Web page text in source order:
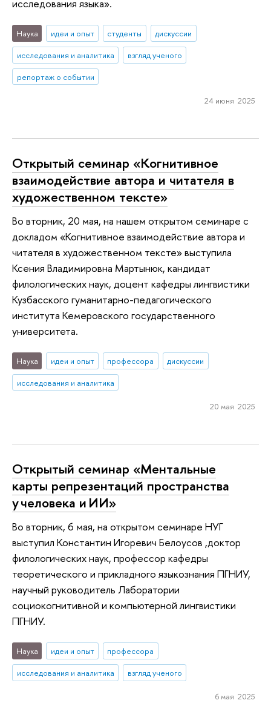
исследования языка».
Наука идеи и опыт студенты
дискуссии
исследования и аналитика
взгляд ученого
репортаж о событии
24 июня 2025
Открытый семинар «Когнитивное
взаимодействие автора и читателя в
художественном тексте»
Во вторник, 20 мая, на нашем открытом семинаре с
докладом «Когнитивное взаимодействие автора и
читателя в художественном тексте» выступила
Ксения Владимировна Мартынюк, кандидат
филологических наук, доцент кафедры лингвистики
Кузбасского гуманитарно-педагогического
института Кемеровского государственного
университета.
Наука идеи и опыт профессора
дискуссии
исследования и аналитика
20 мая 2025
Открытый семинар «Ментальные
карты репрезентаций пространства
у человека и ИИ»
Во вторник, 6 мая, на открытом семинаре НУГ
выступил Константин Игоревич Белоусов ,доктор
филологических наук, профессор кафедры
теоретического и прикладного языкознания ПГНИУ,
научный руководитель Лаборатории
социокогнитивной и компьютерной лингвистики
ПГНИУ.
Наука идеи и опыт
профессора
исследования и аналитика
взгляд ученого
6 мая 2025